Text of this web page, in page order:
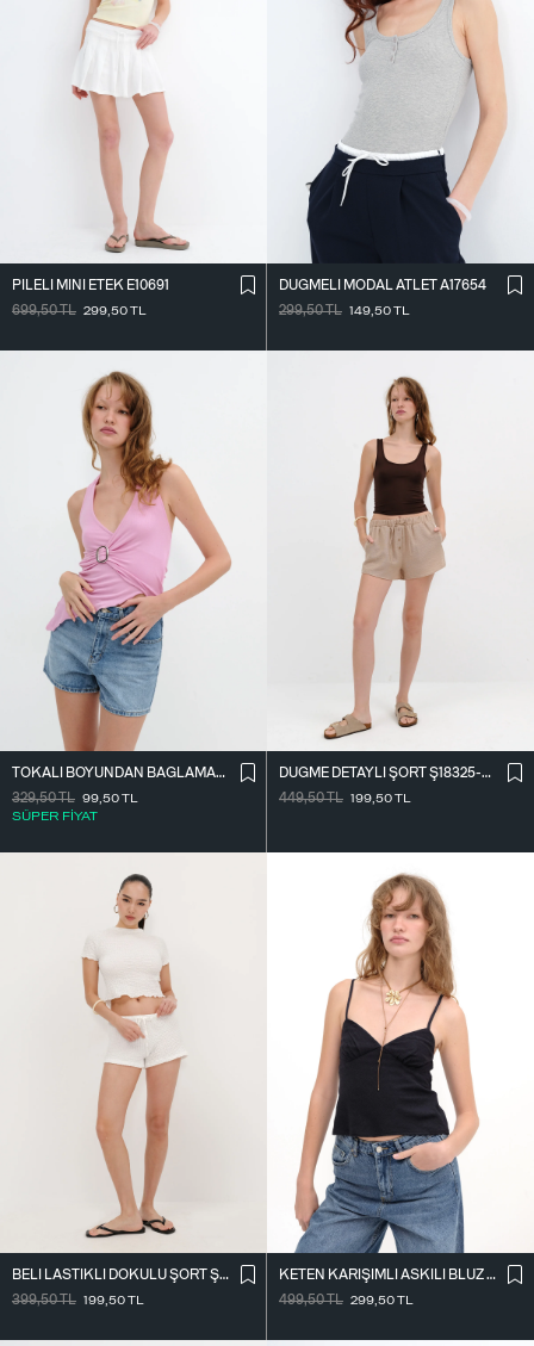
PILELI MINI ETEK E10691
699,50TL 299,50TL
DÜĞMELI MODAL ATLET A17654
299,50TL 149,50TL
TOKALI BOYUNDAN BAĞLAMALI BLUZ B13972-A7
329,50TL 99,50TL
SÜPER FİYAT
DÜĞME DETAYLI ŞORT Ş18325-J13
449,50TL 199,50TL
BELI LASTIKLI DOKULU ŞORT Ş18307-T6
399,50TL 199,50TL
KETEN KARIŞIMLI ASKILI BLUZ A17134
499,50TL 299,50TL